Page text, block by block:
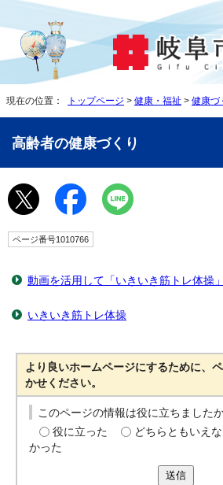
現在の位置： トップページ > 健康・福祉 > 健康づ
高齢者の健康づくり
ページ番号1010766
動画を活用して「いきいき筋トレ体操
いきいき筋トレ体操
より良いホームページにするために、
かせください。
このページの情報は役に立ちました
役に立った
どちらともいえ
かった
送信